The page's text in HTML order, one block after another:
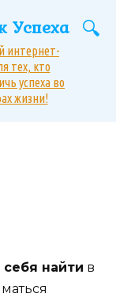
Успеха
интернет-
тех, кто
успеха во
жизни!
себя найти в